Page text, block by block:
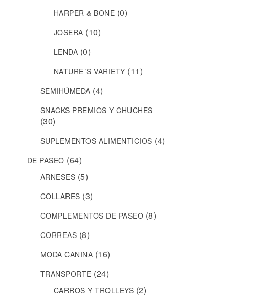
HARPER & BONE (0)
JOSERA (10)
LENDA (0)
NATURE´S VARIETY (11)
SEMIHÚMEDA (4)
SNACKS PREMIOS Y CHUCHES
(30)
SUPLEMENTOS ALIMENTICIOS (4)
DE PASEO (64)
ARNESES (5)
COLLARES (3)
COMPLEMENTOS DE PASEO (8)
CORREAS (8)
MODA CANINA (16)
TRANSPORTE (24)
CARROS Y TROLLEYS (2)